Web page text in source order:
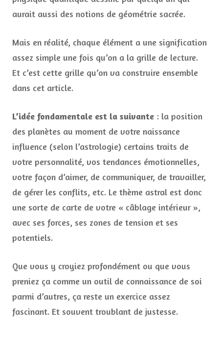
aurait aussi des notions de géométrie sacrée.
Mais en réalité, chaque élément a une signification
assez simple une fois qu’on a la grille de lecture.
Et c’est cette grille qu’on va construire ensemble
dans cet article.
L’idée fondamentale est la suivante : la position
des planètes au moment de votre naissance
influence (selon l’astrologie) certains traits de
votre personnalité, vos tendances émotionnelles,
votre façon d’aimer, de communiquer, de travailler,
de gérer les conflits, etc. Le thème astral est donc
une sorte de carte de votre « câblage intérieur »,
avec ses forces, ses zones de tension et ses
potentiels.
Que vous y croyiez profondément ou que vous
preniez ça comme un outil de connaissance de soi
parmi d’autres, ça reste un exercice assez
fascinant. Et souvent troublant de justesse.